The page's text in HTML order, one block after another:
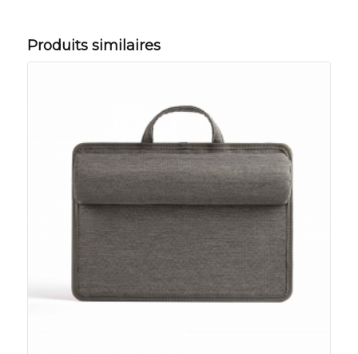
Produits similaires